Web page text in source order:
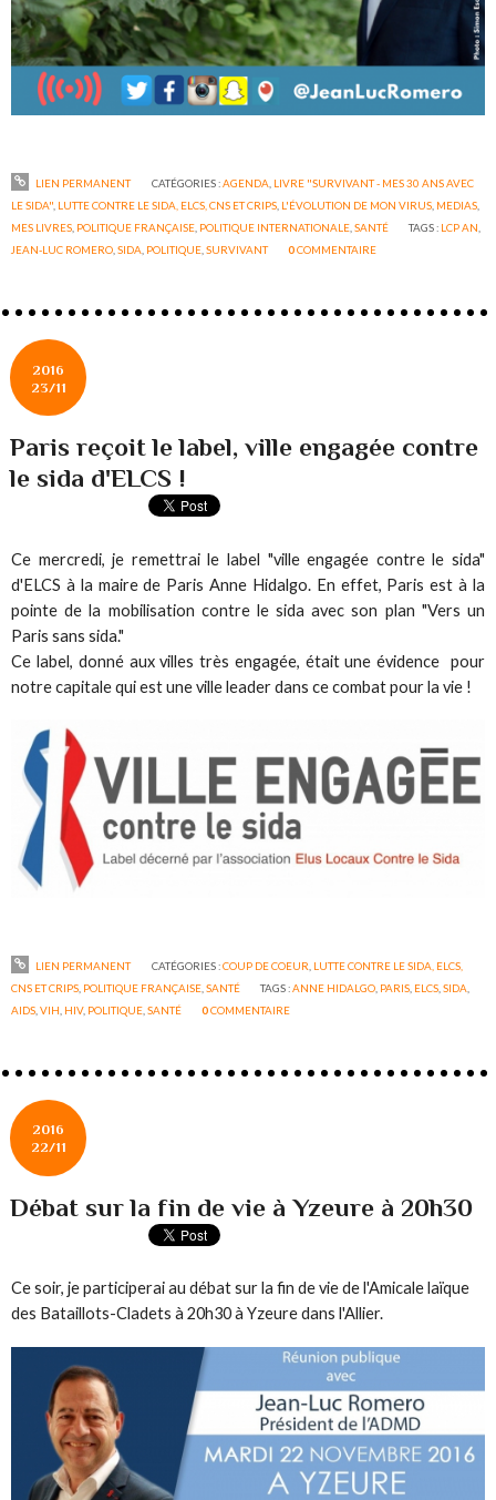
LIEN PERMANENT CATÉGORIES :AGENDA LIVRE "SURVIVANT - MES 30 ANS AVEC
LE SIDA" LUTTE CONTRE LE SIDA, ELCS, CNS ET CRIPS L'ÉVOLUTION DE MON VIRUS MEDIAS
MES LIVRES POLITIQUE FRANÇAISE POLITIQUE INTERNATIONALE ,SANTÉ TAGS : LCP AN
JEAN-LUC ROMERO ,SIDA POLITIQUE ,SURVIVANT 0COMMENTAIRE
2016
23/11
Paris reçoit le label, ville engagée contre
le sida d'ELCS !
Ce mercredi, je remettrai le label "ville engagée contre le sida"
d'ELCS à la maire de Paris Anne Hidalgo. En effet, Paris est à la
pointe de la mobilisation contre le sida avec son plan "Vers un
Paris sans sida."
Ce label, donné aux villes très engagée, était une évidence pour
notre capitale qui est une ville leader dans ce combat pour la vie !
LIEN PERMANENT CATÉGORIES :COUP DE COEUR LUTTE CONTRE LE SIDA, ELCS,
CNS ET CRIPS POLITIQUE FRANÇAISE ,SANTÉ TAGS :ANNE HIDALGO PARIS ELCS ,SIDA
AIDS ,VIH HIV, POLITIQUE ,SANTÉ 0COMMENTAIRE
2016
22/11
Débat sur la fin de vie à Yzeure à 20h30
Ce soir, je participerai au débat sur la fin de vie de l'Amicale laïque
des Bataillots-Cladets à 20h30 à Yzeure dans l'Allier.